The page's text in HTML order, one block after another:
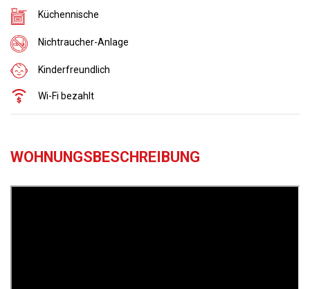
Küchennische
Nichtraucher-Anlage
Kinderfreundlich
Wi-Fi bezahlt
WOHNUNGSBESCHREIBUNG